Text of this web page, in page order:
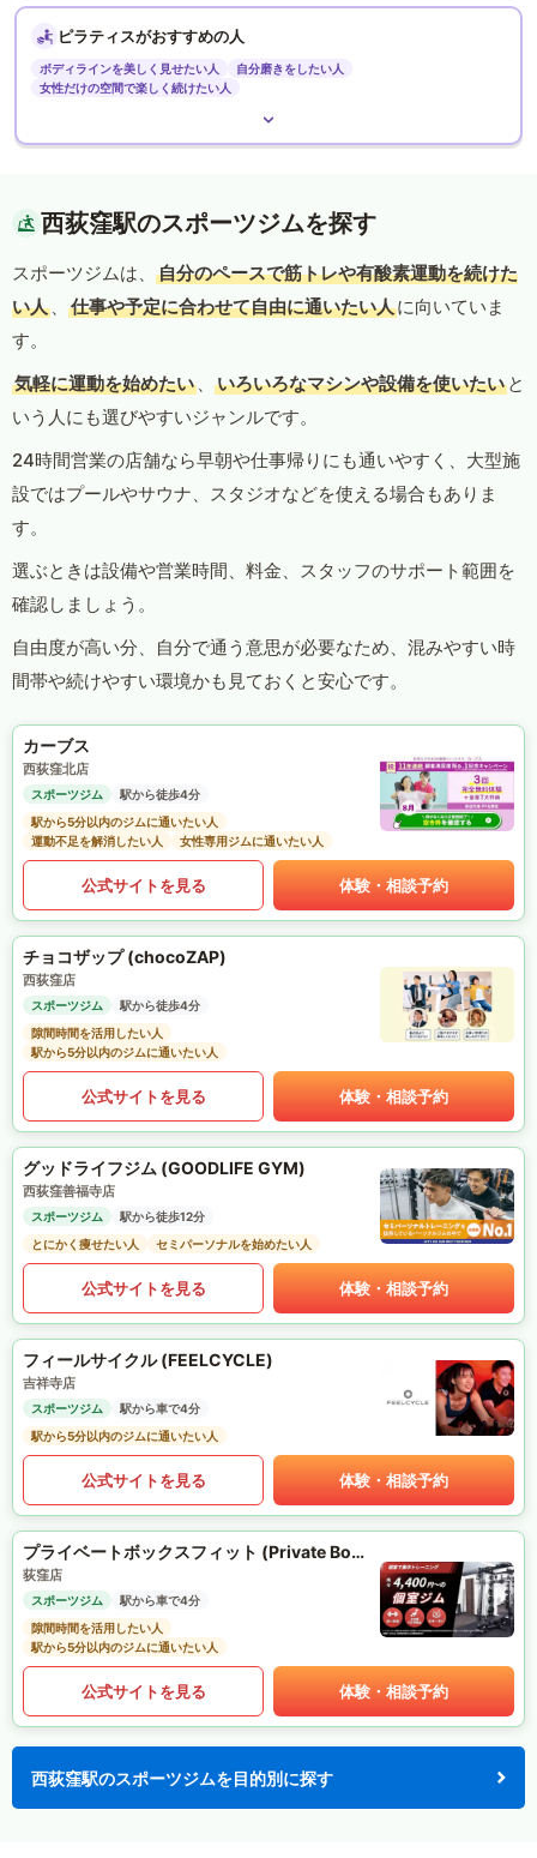
ピラティスがおすすめの人
ボディラインを美しく見せたい人
自分磨きをしたい人
女性だけの空間で楽しく続けたい人
西荻窪駅のスポーツジムを探す
スポーツジムは、
自分のペースで筋トレや有酸素運動を続けた
い人 、 仕事や予定に合わせて自由に通いたい人に向いていま
す。
気軽に運動を始めたい 、 いろいろなマシンや設備を使いたい と
いう人にも選びやすいジャンルです。
24時間営業の店舗なら早朝や仕事帰りにも通いやすく、大型施
設ではプールやサウナ、スタジオなどを使える場合もありま
す。
選ぶときは設備や営業時間、料金、スタッフのサポート範囲を
確認しましょう。
自由度が高い分、自分で通う意思が必要なため、混みやすい時
間帯や続けやすい環境かも見ておくと安心です。
カーブス
西荻窪北店
スポーツジム
駅から徒歩4分
駅から5分以内のジムに通いたい人
運動不足を解消したい人
女性専用ジムに通いたい人
公式サイトを見る 体験・相談予約
チョコザップ (chocoZAP)
西荻窪店
スポーツジム
駅から徒歩4分
隙間時間を活用したい人
駅から5分以内のジムに通いたい人
公式サイトを見る 体験・相談予約
グッドライフジム (GOODLIFE GYM)
西荻窪善福寺店
スポーツジム
駅から徒歩12分
とにかく痩せたい人
セミパーソナルを始めたい人
公式サイトを見る 体験・相談予約
フィールサイクル (FEELCYCLE)
吉祥寺店
スポーツジム
駅から車で4分
駅から5分以内のジムに通いたい人
公式サイトを見る 体験・相談予約
プライベートボックスフィット (Private Box Fit)
荻窪店
スポーツジム
駅から車で4分
隙間時間を活用したい人
駅から5分以内のジムに通いたい人
公式サイトを見る 体験・相談予約
西荻窪駅のスポーツジムを目的別に探す